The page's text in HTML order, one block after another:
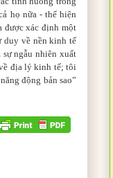
họ nữa - thể hiện
được xác định một
duy về nền kinh tế
ngẫu nhiên xuất
địa lý kinh tế; tôi
động bản sao”